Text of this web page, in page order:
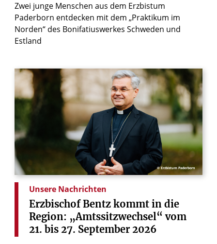
Zwei junge Menschen aus dem Erzbistum
Paderborn entdecken mit dem „Praktikum im
Norden“ des Bonifatiuswerkes Schweden und
Estland
© Erzbistum Paderborn
Unsere Nachrichten
Erzbischof Bentz kommt in die
Region: „Amtssitzwechsel“ vom
21. bis 27. September 2026